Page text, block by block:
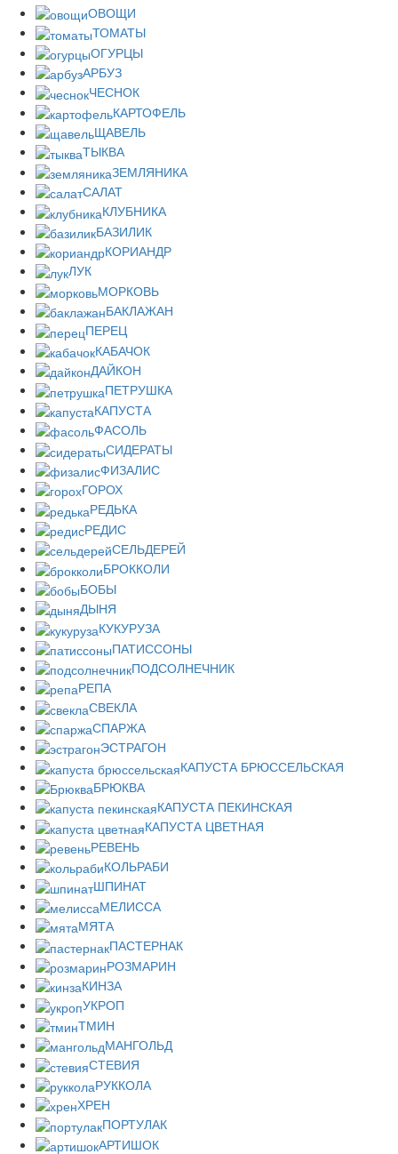
ОВОЩИ
ТОМАТЫ
ОГУРЦЫ
АРБУЗ
ЧЕСНОК
КАРТОФЕЛЬ
ЩАВЕЛЬ
ТЫКВА
ЗЕМЛЯНИКА
САЛАТ
КЛУБНИКА
БАЗИЛИК
КОРИАНДР
ЛУК
МОРКОВЬ
БАКЛАЖАН
ПЕРЕЦ
КАБАЧОК
ДАЙКОН
ПЕТРУШКА
КАПУСТА
ФАСОЛЬ
СИДЕРАТЫ
ФИЗАЛИС
ГОРОХ
РЕДЬКА
РЕДИС
СЕЛЬДЕРЕЙ
БРОККОЛИ
БОБЫ
ДЫНЯ
КУКУРУЗА
ПАТИССОНЫ
ПОДСОЛНЕЧНИК
РЕПА
СВЕКЛА
СПАРЖА
ЭСТРАГОН
КАПУСТА БРЮССЕЛЬСКАЯ
БРЮКВА
КАПУСТА ПЕКИНСКАЯ
КАПУСТА ЦВЕТНАЯ
РЕВЕНЬ
КОЛЬРАБИ
ШПИНАТ
МЕЛИССА
МЯТА
ПАСТЕРНАК
РОЗМАРИН
КИНЗА
УКРОП
ТМИН
МАНГОЛЬД
СТЕВИЯ
РУККОЛА
ХРЕН
ПОРТУЛАК
АРТИШОК